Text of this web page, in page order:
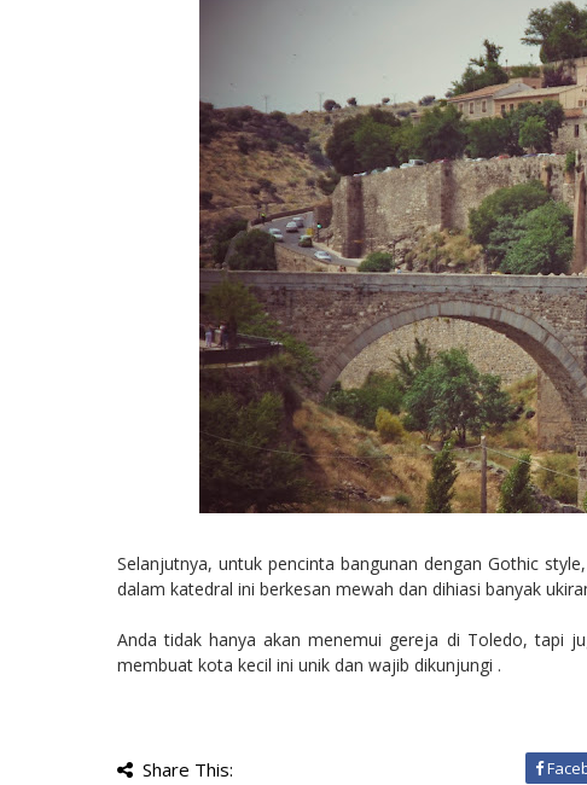
Selanjutnya, untuk pencinta bangunan dengan Gothic
dalam katedral ini berkesan mewah dan dihiasi banyak
Anda tidak hanya akan menemui gereja di Toledo, tapi
membuat kota kecil ini unik dan wajib dikunjungi .
Share This: